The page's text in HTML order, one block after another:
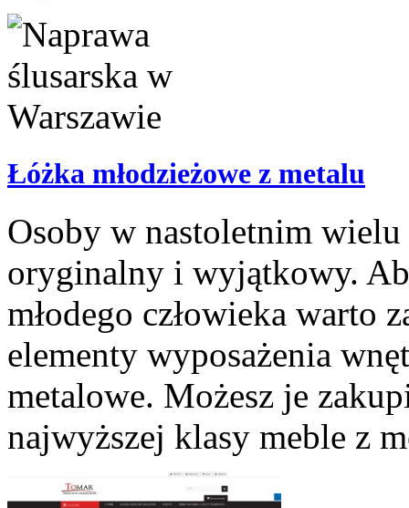
Łóżka młodzieżowe z metalu
Osoby w nastoletnim
oryginalny i wyjątkowy.
młodego człowieka warto
elementy wyposażenia
metalowe. Możesz je
najwyższej klasy meble z